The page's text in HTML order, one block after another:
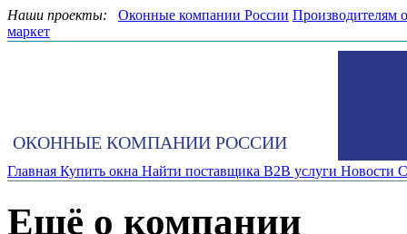
Наши проекты: Оконные компании России Производителям
маркет
ОКОННЫЕ КОМПАНИИ РОССИИ
Главная Купить окна Найти поставщика B2B услуги Новости
Ещё о компании